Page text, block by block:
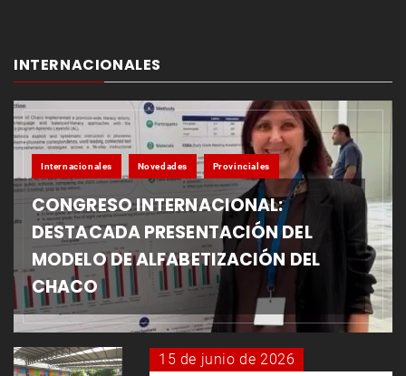
INTERNACIONALES
Internacionales Novedades Provinciales
CONGRESO INTERNACIONAL:
DESTACADA PRESENTACIÓN DEL
MODELO DE ALFABETIZACIÓN DEL
CHACO
15 de junio de 2026